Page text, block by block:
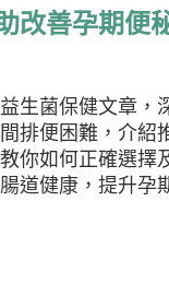
改善孕期便
生菌保健文章，
排便困難，介紹
你如何正確選擇
道健康，提升孕